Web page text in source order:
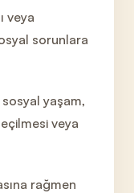
veya
sorunlara
sosyal yaşam,
veya
rağmen